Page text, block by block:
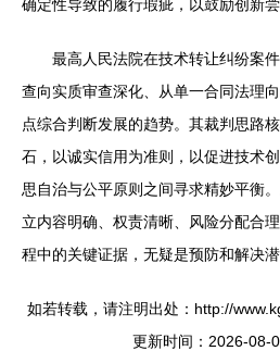
确定性导致的履行瑕疵，以鼓励创新尝
最高人民法院在技术转让纠纷案
查向实质审查深化、从单一合同法理
点综合判断发展的趋势。其裁判思路
石，以诚实信用为准则，以促进技术
思自治与公平原则之间寻求精妙平衡
立内容明确、权责清晰、风险分配合
程中的关键证据，无疑是预防和解决
如若转载，请注明出处：http://
更新时间：2026-08-